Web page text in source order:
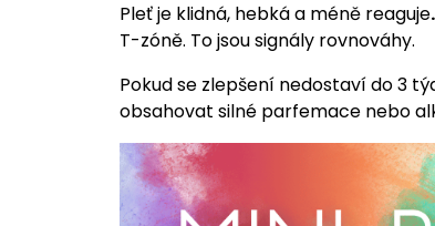
Pleť je klidná, hebká a méně reaguje
T-zóně. To jsou signály rovnováhy.
Pokud se zlepšení nedostaví do 3
obsahovat silné parfemace nebo